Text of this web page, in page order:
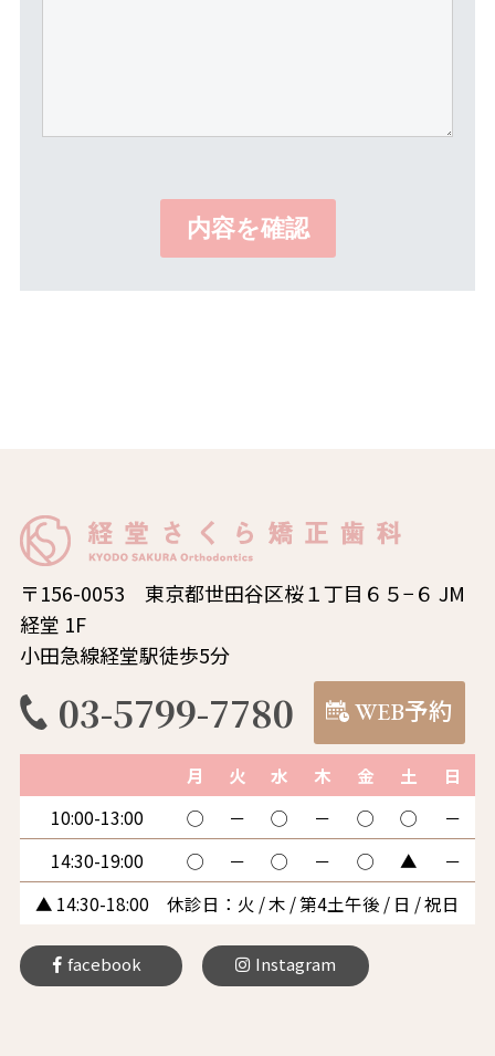
〒156-0053 東京都世田谷区桜１丁目６５−６ JM
経堂 1F
小田急線経堂駅徒歩5分
03-5799-7780 WEB予約
月 火 水 木 金 土
日
10:00-13:00
◯ － ◯ － ◯ ◯
－
14:30-19:00
◯ － ◯ － ◯ ▲
－
▲ 14:30-18:00 休診日：火 / 木 / 第4土午後 / 日 / 祝日
facebook Instagram